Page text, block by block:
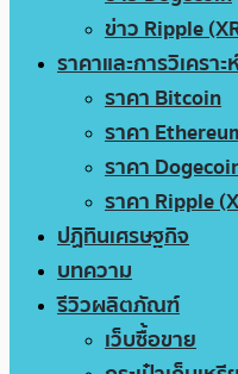
ข่าว Ripple
ราคาและการวิเคราะ
ราคา Bitcoin
ราคา
ราคา
ราคา Ripple
ปฏิทินเศรษฐกิจ
บทความ
รีวิวผลิตภัณฑ์
เว็บซื้อขาย